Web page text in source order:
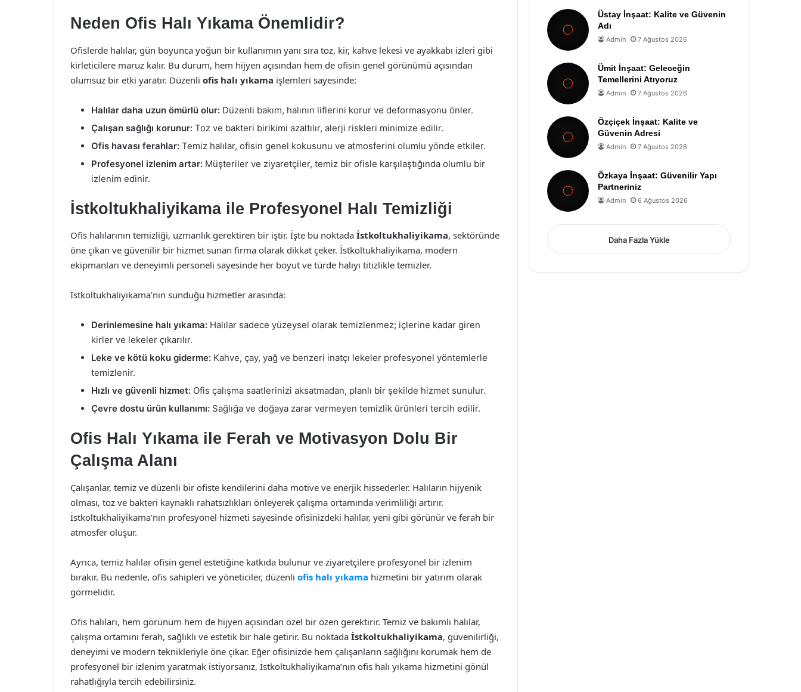
Neden Ofis Halı Yıkama Önemlidir?
Ofislerde halılar, gün boyunca yoğun bir kullanımın yanı sıra toz, kir, kahve lekesi ve ayakkabı izleri gibi
kirleticilere maruz kalır. Bu durum, hem hijyen açısından hem de ofisin genel görünümü açısından
olumsuz bir etki yaratır. Düzenli ofis halı yıkama işlemleri sayesinde:
Halılar daha uzun ömürlü olur: Düzenli bakım, halının liflerini korur ve deformasyonu önler.
Çalışan sağlığı korunur: Toz ve bakteri birikimi azaltılır, alerji riskleri minimize edilir.
Ofis havası ferahlar: Temiz halılar, ofisin genel kokusunu ve atmosferini olumlu yönde etkiler.
Profesyonel izlenim artar: Müşteriler ve ziyaretçiler, temiz bir ofisle karşılaştığında olumlu bir
izlenim edinir.
İstkoltukhaliyikama ile Profesyonel Halı Temizliği
Ofis halılarının temizliği, uzmanlık gerektiren bir iştir. İşte bu noktada İstkoltukhaliyikama, sektöründe
öne çıkan ve güvenilir bir hizmet sunan firma olarak dikkat çeker. İstkoltukhaliyikama, modern
ekipmanları ve deneyimli personeli sayesinde her boyut ve türde halıyı titizlikle temizler.
İstkoltukhaliyikama’nın sunduğu hizmetler arasında:
Derinlemesine halı yıkama: Halılar sadece yüzeysel olarak temizlenmez; içlerine kadar giren
kirler ve lekeler çıkarılır.
Leke ve kötü koku giderme: Kahve, çay, yağ ve benzeri inatçı lekeler profesyonel yöntemlerle
temizlenir.
Hızlı ve güvenli hizmet: Ofis çalışma saatlerinizi aksatmadan, planlı bir şekilde hizmet sunulur.
Çevre dostu ürün kullanımı: Sağlığa ve doğaya zarar vermeyen temizlik ürünleri tercih edilir.
Ofis Halı Yıkama ile Ferah ve Motivasyon Dolu Bir
Çalışma Alanı
Çalışanlar, temiz ve düzenli bir ofiste kendilerini daha motive ve enerjik hissederler. Halıların hijyenik
olması, toz ve bakteri kaynaklı rahatsızlıkları önleyerek çalışma ortamında verimliliği artırır.
İstkoltukhaliyikama’nın profesyonel hizmeti sayesinde ofisinizdeki halılar, yeni gibi görünür ve ferah bir
atmosfer oluşur.
Ayrıca, temiz halılar ofisin genel estetiğine katkıda bulunur ve ziyaretçilere profesyonel bir izlenim
bırakır. Bu nedenle, ofis sahipleri ve yöneticiler, düzenli ofis halı yıkama hizmetini bir yatırım olarak
görmelidir.
Ofis halıları, hem görünüm hem de hijyen açısından özel bir özen gerektirir. Temiz ve bakımlı halılar,
çalışma ortamını ferah, sağlıklı ve estetik bir hale getirir. Bu noktada İstkoltukhaliyikama, güvenilirliği,
deneyimi ve modern teknikleriyle öne çıkar. Eğer ofisinizde hem çalışanların sağlığını korumak hem de
profesyonel bir izlenim yaratmak istiyorsanız, İstkoltukhaliyikama’nın ofis halı yıkama hizmetini gönül
rahatlığıyla tercih edebilirsiniz.
Üstay İnşaat: Kalite ve Güvenin
Adı
Admin 7 Ağustos 2026
Ümit İnşaat: Geleceğin
Temellerini Atıyoruz
Admin 7 Ağustos 2026
Özçiçek İnşaat: Kalite ve
Güvenin Adresi
Admin 7 Ağustos 2026
Özkaya İnşaat: Güvenilir Yapı
Partneriniz
Admin 6 Ağustos 2026
Daha Fazla Yükle